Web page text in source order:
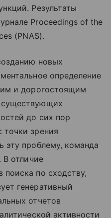
Результаты
Proceedings of the
(PNAS).
новых
определение
и дорогостоящим
до сих пор
точки зрения
эту проблему, команда
В отличие
по сходству,
генеративный
отчетов
активности